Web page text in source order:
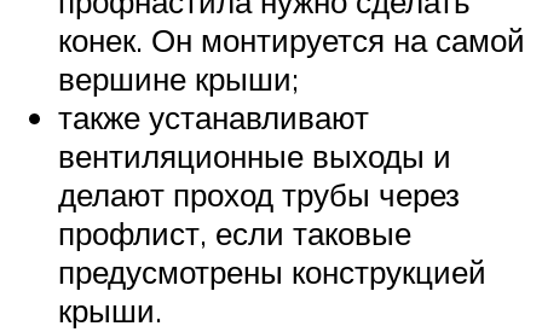
конек. Он монтируется на самой
вершине крыши;
также устанавливают
вентиляционные выходы и
делают проход трубы через
профлист, если таковые
предусмотрены конструкцией
крыши.